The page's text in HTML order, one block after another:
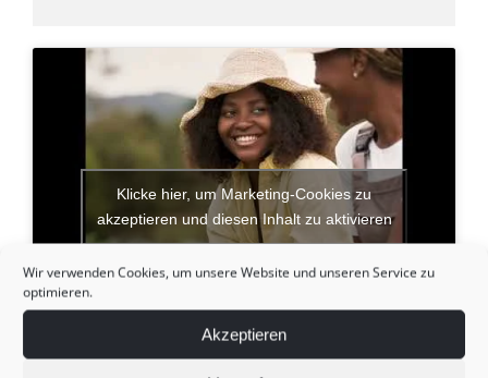
Wir verwenden Cookies, um unsere Website und unseren Service zu
optimieren.
Akzeptieren
Klicke hier, um Marketing-Cookies zu
akzeptieren und diesen Inhalt zu aktivieren